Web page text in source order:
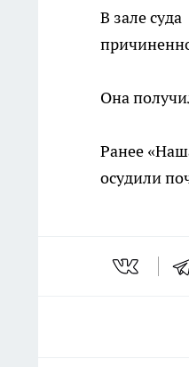
В зале
Она
Ранее
осудили